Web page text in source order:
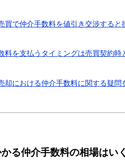
買で仲介手数料を値引き交渉すると
料を支払うタイミングは売買契約時
却における仲介手数料に関する疑問
る仲介手数料の相場はい